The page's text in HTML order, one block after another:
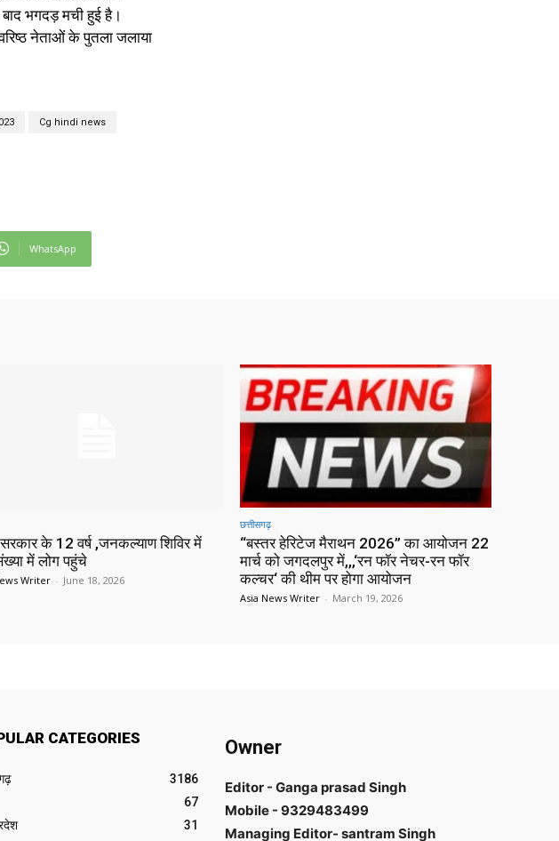
भगदड़ मची हुई है।
नेताओं के पुतला जलाया
Cg hindi news
WhatsApp
के 12 वर्ष ,जनकल्याण शिविर में
में लोग पहुंचे
Writer - June 18, 2026
छत्तीसगढ़
“बस्तर हेरिटेज मैराथन 2026” का आयोजन 22
मार्च को जगदलपुर में,,,‘रन फॉर नेचर-रन फॉर
कल्चर‘ की थीम पर होगा आयोजन
Asia News Writer - March 19, 2026
CATEGORIES
3186
67
31
Owner
Editor - Ganga prasad Singh
Mobile - 9329483499
Managing Editor- santram Singh